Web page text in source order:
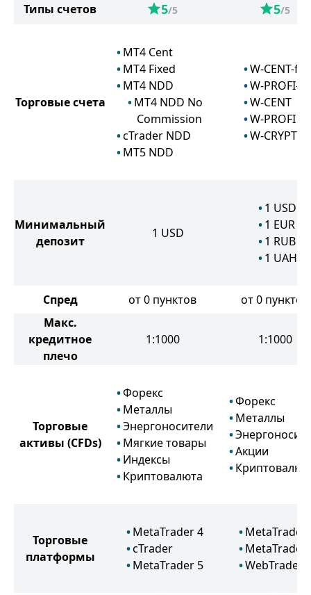
Типы счетов
5/5 5/5
Торговые счета
MT4 Cent
MT4 Fixed
MT4 NDD
MT4 NDD No
Commission
cTrader NDD
MT5 NDD
W-CENT-fix
W-PROFI-fix
W-CENT
W-PROFI
W-CRYPTO
Минимальный
депозит
1 USD
1 USD
1 EUR
1 RUB
1 UAH
Спред от 0 пунктов
от 0 пунктов
Макс.
кредитное
плечо
1:1000 1:1000
Торговые
активы (CFDs)
Форекс
Металлы
Энергоносители
Мягкие товары
Индексы
Криптовалюта
Форекс
Металлы
Акции
Торговые
платформы
MetaTrader 4
cTrader
MetaTrader 5
MetaTrader
MetaTrader
WebTrader